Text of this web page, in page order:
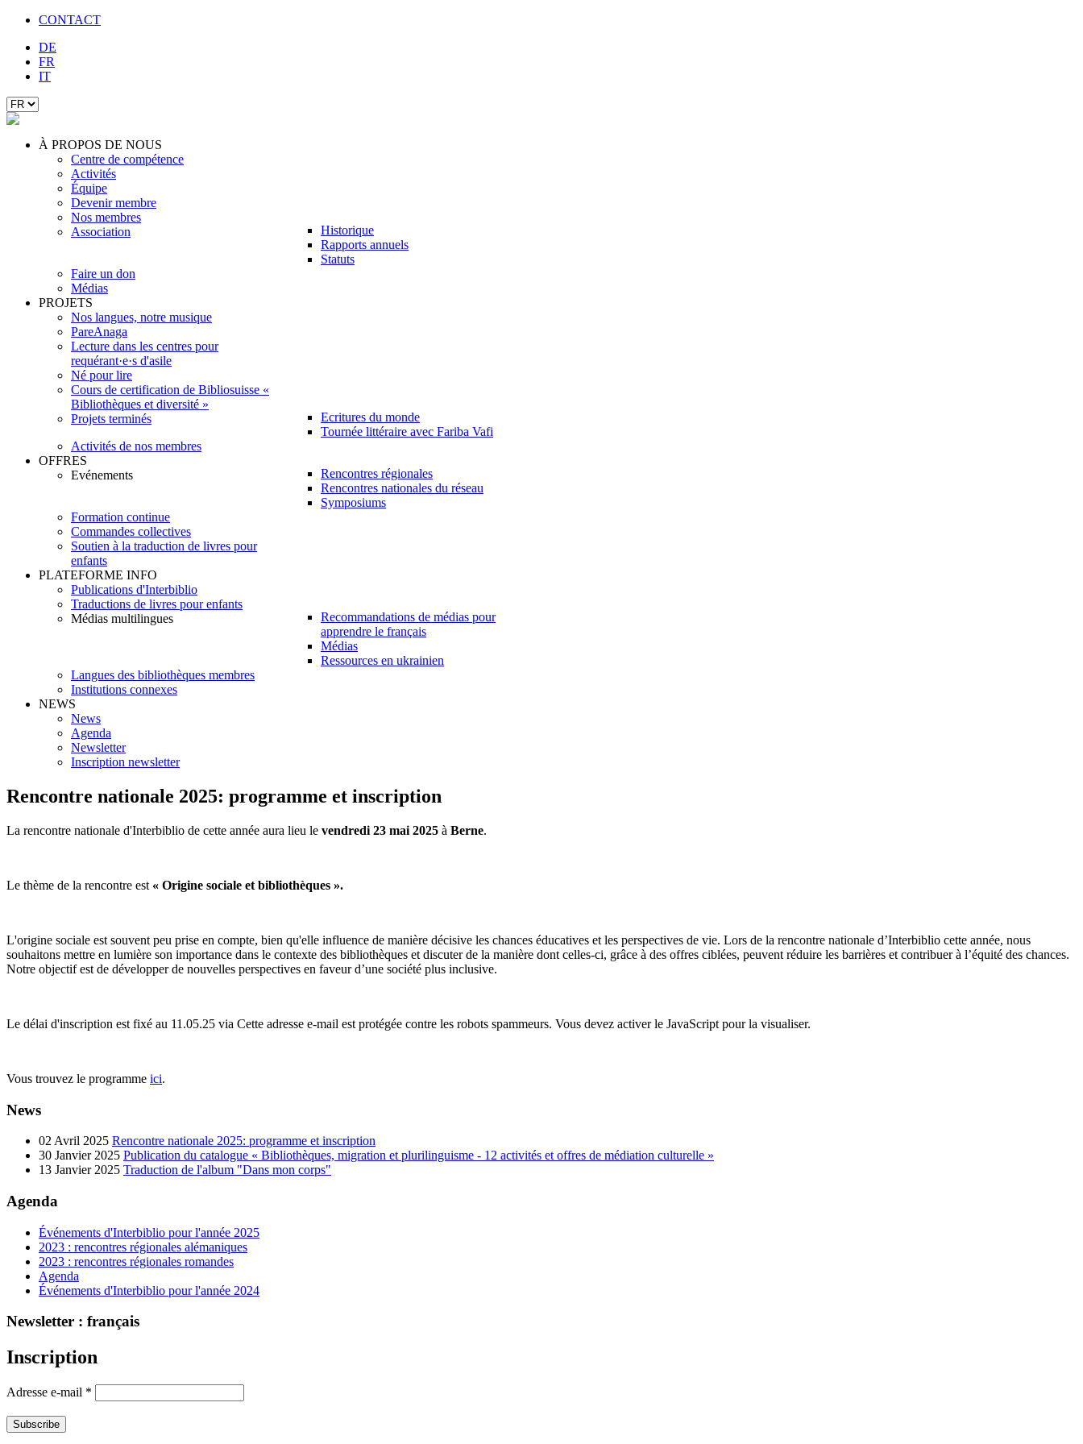
CONTACT
DE
FR
IT
À PROPOS DE NOUS
Centre de compétence
Activités
Équipe
Devenir membre
Nos membres
Association
Historique
Rapports annuels
Statuts
Faire un don
Médias
PROJETS
Nos langues, notre musique
PareAnaga
Lecture dans les centres pour
requérant·e·s d'asile
Né pour lire
Cours de certification de Bibliosuisse «
Bibliothèques et diversité »
Projets terminés
Ecritures du monde
Tournée littéraire avec Fariba Vafi
Activités de nos membres
OFFRES
Evénements
Rencontres régionales
Rencontres nationales du réseau
Symposiums
Formation continue
Commandes collectives
Soutien à la traduction de livres pour
enfants
PLATEFORME INFO
Publications d'Interbiblio
Traductions de livres pour enfants
Médias multilingues
Recommandations de médias pour
apprendre le français
Médias
Ressources en ukrainien
Langues des bibliothèques membres
Institutions connexes
NEWS
News
Agenda
Newsletter
Inscription newsletter
Rencontre nationale 2025: programme et inscription
La rencontre nationale d'Interbiblio de cette année aura lieu le vendredi 23 mai 2025 à Berne.
Le thème de la rencontre est « Origine sociale et bibliothèques ».
L'origine sociale est souvent peu prise en compte, bien qu'elle influence de manière décisive les chances éducatives et les perspectives de vie. Lors de la rencontre nationale d’Interbiblio cette année, nous
souhaitons mettre en lumière son importance dans le contexte des bibliothèques et discuter de la manière dont celles-ci, grâce à des offres ciblées, peuvent réduire les barrières et contribuer à l’équité des chances.
Notre objectif est de développer de nouvelles perspectives en faveur d’une société plus inclusive.
Le délai d'inscription est fixé au 11.05.25 via Cette adresse e-mail est protégée contre les robots spammeurs. Vous devez activer le JavaScript pour la visualiser.
Vous trouvez le programme ici.
News
02 Avril 2025 Rencontre nationale 2025: programme et inscription
30 Janvier 2025 Publication du catalogue « Bibliothèques, migration et plurilinguisme - 12 activités et offres de médiation culturelle »
13 Janvier 2025 Traduction de l'album "Dans mon corps"
Agenda
Événements d'Interbiblio pour l'année 2025
2023 : rencontres régionales alémaniques
2023 : rencontres régionales romandes
Agenda
Événements d'Interbiblio pour l'année 2024
Newsletter : français
Inscription
Adresse e-mail *